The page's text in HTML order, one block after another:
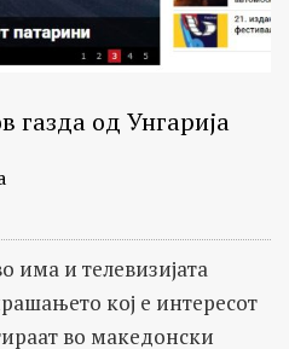
газда од Унгарија
има и телевизијата
кој е интересот
во македонски